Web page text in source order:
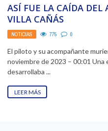
ASÍ FUE LA CAÍDA DEL
VILLA CAÑÁS
NOTICIAS 775 0
El piloto y su acompañante
noviembre de 2023 – 00:01 Una
desarrollaba ...
LEER MÁS